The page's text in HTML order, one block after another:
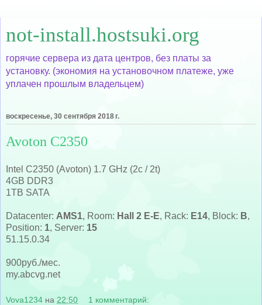
not-install.hostsuki.org
горячие сервера из дата центров, без платы за
установку. (экономия на установочном платеже, уже
уплачен прошлым владельцем)
воскресенье, 30 сентября 2018 г.
Avoton C2350
Intel C2350 (Avoton) 1.7 GHz (2c / 2t)
4GB DDR3
1TB SATA
Datacenter: AMS1, Room: Hall 2 E-E, Rack: E14, Block: B,
Position: 1, Server: 15
51.15.0.34
900руб./мес.
my.abcvg.net
Vova1234 на 22:50 1 комментарий: